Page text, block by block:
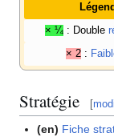
× ¼ : Double
× 2 :
Stratégie [
(en) Fiche